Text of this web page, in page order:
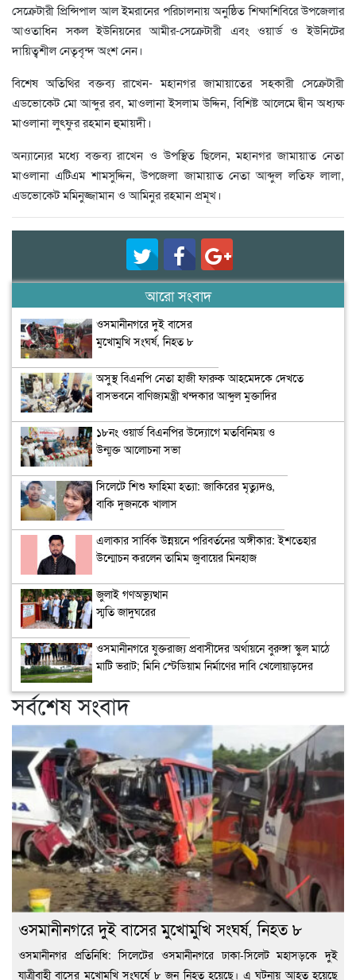
সেক্রেটারী প্রিন্সিপাল আল ইমরানের পরিচালনায় অনুষ্ঠিত শিক্ষাশিবিরে উপজেলার
আওতাধিন সকল ইউনিয়নের আমীর-সেক্রেটারী এবং ওয়ার্ড ও ইউনিটের
দায়িত্বশীল নেতৃবৃন্দ অংশ নেন।
বিশেষ অতিথির বক্তব্য রাখেন- মহানগর জামায়াতের সহকারী সেক্রেটারী
এডভোকেট মো আব্দুর রব, মাওলানা ইসলাম উদ্দিন, বিশিষ্ট আলেমে দ্বীন অধ্যক্ষ
মাওলানা লুৎফুর রহমান হুমায়দী।
অন্যান্যের মধ্যে বক্তব্য রাখেন ও উপস্থিত ছিলেন, মহানগর জামায়াত নেতা
মাওলানা এটিএম শামসুদ্দিন, উপজেলা জামায়াত নেতা আব্দুল লতিফ লালা,
এডভোকেট মমিনুজ্জামান ও আমিনুর রহমান প্রমূখ।
আরো সংবাদ
ওসমানীনগরে দুই বাসের
মুখোমুখি সংঘর্ষ, নিহত ৮
অসুস্থ বিএনপি নেতা হাজী ফারুক আহমেদকে দেখতে
বাসভবনে বাণিজ্যমন্ত্রী খন্দকার আব্দুল মুক্তাদির
১৮নং ওয়ার্ড বিএনপির উদ্যোগে মতবিনিময় ও
উন্মুক্ত আলোচনা সভা
সিলেটে শিশু ফাহিমা হত্যা: জাকিরের মৃত্যুদণ্ড,
বাকি দুজনকে খালাস
এলাকার সার্বিক উন্নয়নে পরিবর্তনের অঙ্গীকার: ইশতেহার
উন্মোচন করলেন তামিম জুবায়ের মিনহাজ
জুলাই গণঅভ্যুত্থান
স্মৃতি জাদুঘরের
ওসমানীনগরে যুক্তরাজ্য প্রবাসীদের অর্থায়নে বুরুঙ্গা স্কুল মাঠে
মাটি ভরাট; মিনি স্টেডিয়াম নির্মাণের দাবি খেলোয়াড়দের
সর্বশেষ সংবাদ
ওসমানীনগরে দুই বাসের মুখোমুখি সংঘর্ষ, নিহত ৮
ওসমানীনগর প্রতিনিধি: সিলেটের ওসমানীনগরে ঢাকা-সিলেট মহাসড়কে দুই
যাত্রীবাহী বাসের মুখোমুখি সংঘর্ষে ৮ জন নিহত হয়েছে। এ ঘটনায় আহত হয়েছে